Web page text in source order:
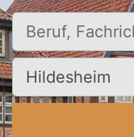
Beruf, Fachrichtung,
Ort, Stadt